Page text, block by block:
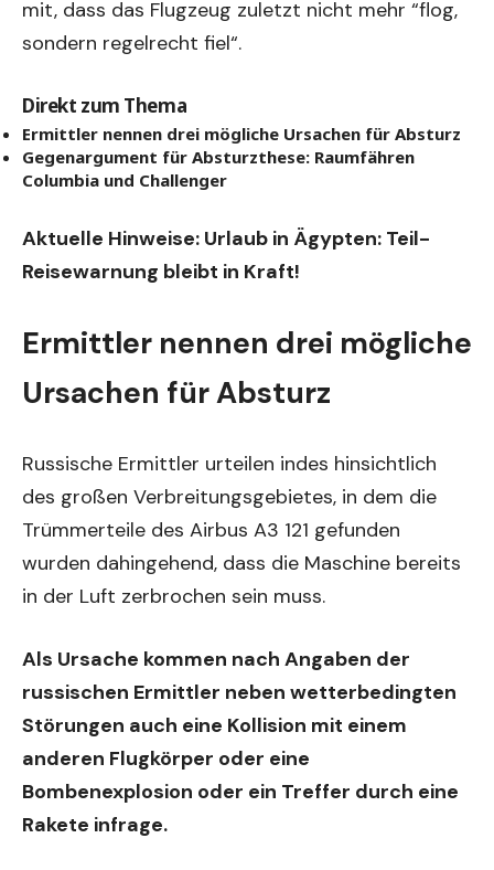
mit, dass das Flugzeug zuletzt nicht mehr “flog,
sondern regelrecht fiel“.
Direkt zum Thema
Ermittler nennen drei mögliche Ursachen für Absturz
Gegenargument für Absturzthese: Raumfähren
Columbia und Challenger
Aktuelle Hinweise: Urlaub in Ägypten: Teil-
Reisewarnung bleibt in Kraft!
Ermittler nennen drei mögliche
Ursachen für Absturz
Russische Ermittler urteilen indes hinsichtlich
des großen Verbreitungsgebietes, in dem die
Trümmerteile des Airbus A3 121 gefunden
wurden dahingehend, dass die Maschine bereits
in der Luft zerbrochen sein muss.
Als Ursache kommen nach Angaben der
russischen Ermittler neben wetterbedingten
Störungen auch eine Kollision mit einem
anderen Flugkörper oder eine
Bombenexplosion oder ein Treffer durch eine
Rakete infrage.